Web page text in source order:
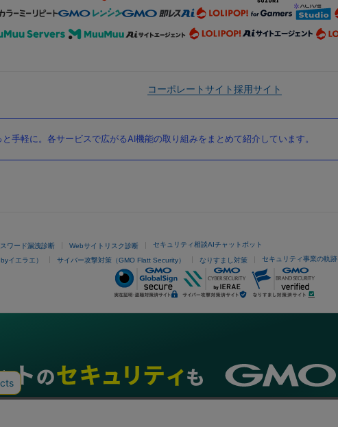
コーポレートサイト採用サイト
手軽に。各サービスで広がるAI機能の取り組みをまとめて紹介しています。
ワード漏洩診断 Webサイトリスク診断 セキュリティ相談AIチャットボット
イエラエ） サイバー攻撃対策（GMO Flatt Security） なりすまし対策 セキュリティ事業の軌跡